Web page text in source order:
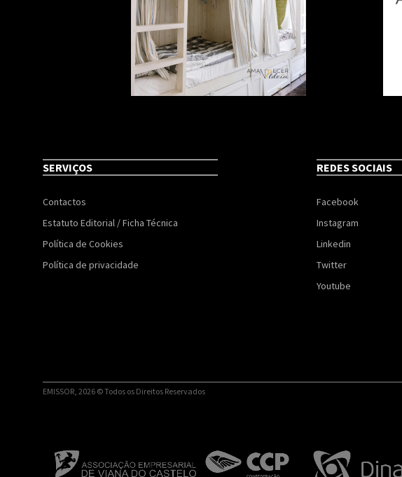
SERVIÇOS
Contactos
Estatuto Editorial / Ficha Técnica
Política de Cookies
Política de privacidade
REDES SOCIAIS
Facebook
Instagram
Linkedin
Twitter
Youtube
EMISSOR, 2026 © Todos os Direitos Reservados